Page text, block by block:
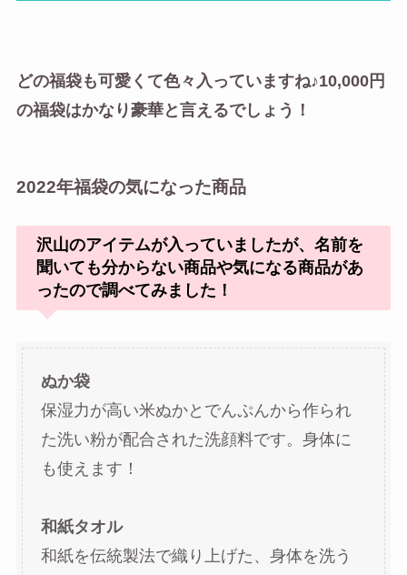
どの福袋も可愛くて色々入っていますね♪10,000円
の福袋はかなり豪華と言えるでしょう！
2022年福袋の気になった商品
沢山のアイテムが入っていましたが、名前を
聞いても分からない商品や気になる商品があ
ったので調べてみました！
ぬか袋
保湿力が高い米ぬかとでんぷんから作られ
た洗い粉が配合された洗顔料です。身体に
も使えます！
和紙タオル
和紙を伝統製法で織り上げた、身体を洗う